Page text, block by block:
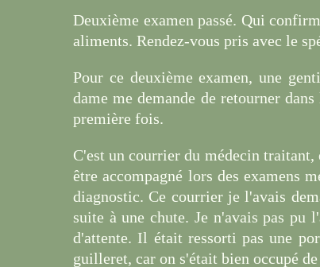
Deuxième examen passé. Qui
aliments. Rendez-vous pris avec le
Pour ce deuxième examen, une
dame me demande de retourner
première fois.
C'est un courrier du médecin
être accompagné lors des examens
diagnostic. Ce courrier je l'avais
suite à une chute. Je n'avais pas pu
d'attente. Il était ressorti pas une
guilleret, car on s'était bien occupé